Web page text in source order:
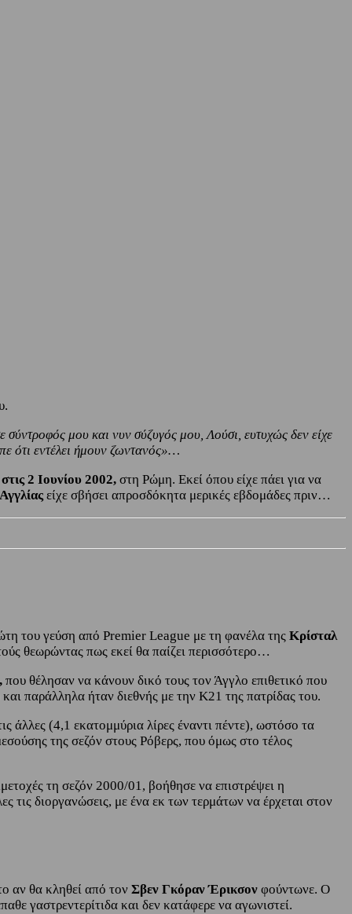
σύντροφός μου και νυν σύζυγός μου, Λούσι, ευτυχώς δεν είχε
ότι εντέλει ήμουν ζωντανός»…
στις 2 Ιουνίου 2002, στη Ρώμη. Εκεί όπου είχε πάει για να
Αγγλίας είχε σβήσει απροσδόκητα μερικές εβδομάδες πριν…
του γεύση από Premier League με τη φανέλα της Κρίσταλ
θεωρώντας πως εκεί θα παίζει περισσότερο…
που θέλησαν να κάνουν δικό τους τον Άγγλο επιθετικό που
παράλληλα ήταν διεθνής με την Κ21 της πατρίδας του.
άλλες (4,1 εκατομμύρια λίρες έναντι πέντε), ωστόσο τα
της σεζόν στους Ρόβερς, που όμως στο τέλος
τη σεζόν 2000/01, βοήθησε να επιστρέψει η
διοργανώσεις, με ένα εκ των τερμάτων να έρχεται στον
αν θα κληθεί από τον Σβεν Γκόραν Έρικσον φούντωνε. Ο
γαστρεντερίτιδα και δεν κατάφερε να αγωνιστεί.